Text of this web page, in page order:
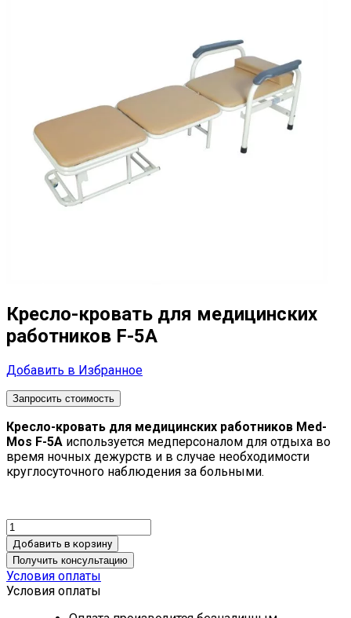
Кресло-кровать для медицинских
работников F-5А
Добавить в Избранное
Запросить стоимость
Кресло-кровать для медицинских работников Med-
Mos F-5А используется медперсоналом для отдыха во
время ночных дежурств и в случае необходимости
круглосуточного наблюдения за больными.
Добавить в корзину
Получить консультацию
Условия оплаты
Условия оплаты